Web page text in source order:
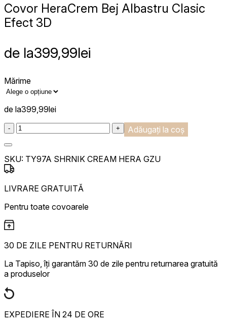
Covor HeraCrem Bej Albastru Clasic
Efect 3D
de la399,99lei
Mărime
de la399,99lei
:product_name quantity
- + Adăugați la coș
SKU: TY97A SHRNIK CREAM HERA GZU
LIVRARE GRATUITĂ
Pentru toate covoarele
30 DE ZILE PENTRU RETURNĂRI
La Tapiso, îți garantăm 30 de zile pentru returnarea gratuită
a produselor
EXPEDIERE ÎN 24 DE ORE